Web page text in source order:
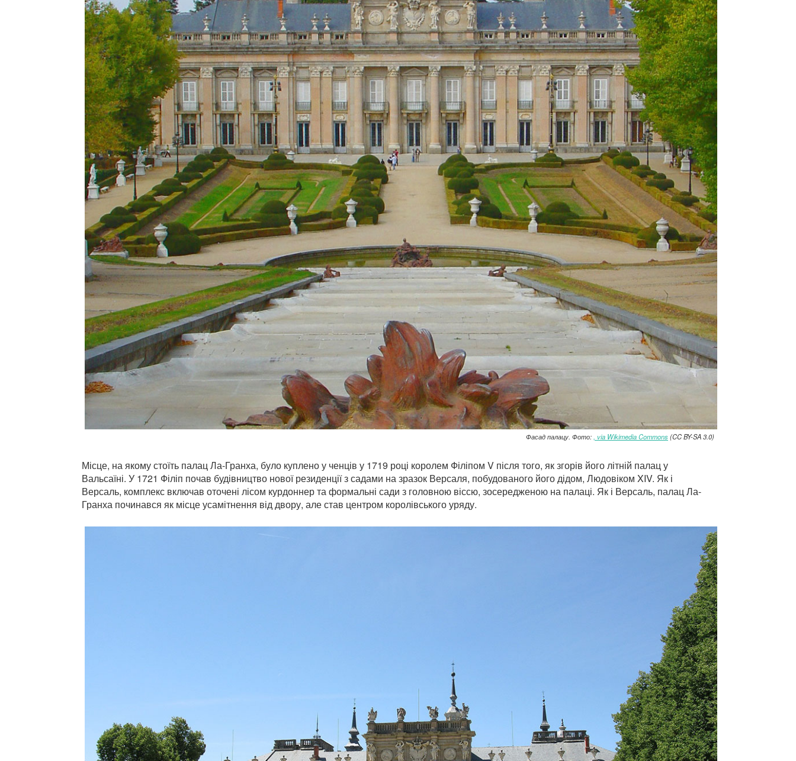
Фасад палацу. Фото:, via Wikimedia Commons(CC BY-SA 3.0)
Місце, на якому стоїть палац Ла-Гранха, було куплено у ченців у 1719 році королем Філіпом V після того, як згорів його літній палац у
Вальсаїні. У 1721 Філіп почав будівництво нової резиденції з садами на зразок Версаля, побудованого його дідом, Людовіком XIV. Як і
Версаль, комплекс включав оточені лісом курдоннер та формальні сади з головною віссю, зосередженою на палаці. Як і Версаль, палац Ла-
Гранха починався як місце усамітнення від двору, але став центром королівського уряду.